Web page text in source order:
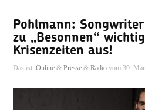
Pohlmann:
zu „Besonnen“
Krisenzeiten aus!
Das ist: Online& Presse& Radiovom 30.